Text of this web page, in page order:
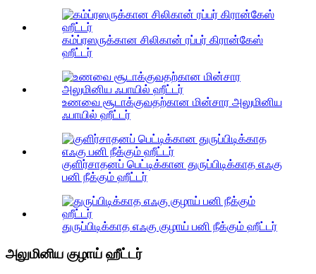
கம்ப்ரஸருக்கான சிலிகான் ரப்பர் கிரான்கேஸ்
ஹீட்டர்
உணவை சூடாக்குவதற்கான மின்சார அலுமினிய
ஃபாயில் ஹீட்டர்
குளிர்சாதனப் பெட்டிக்கான துருப்பிடிக்காத எஃகு
பனி நீக்கும் ஹீட்டர்
துருப்பிடிக்காத எஃகு குழாய் பனி நீக்கும் ஹீட்டர்
அலுமினிய குழாய் ஹீட்டர்